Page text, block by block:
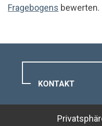
Fragebogens bewerten.
KONTAKT
MUOTTAS